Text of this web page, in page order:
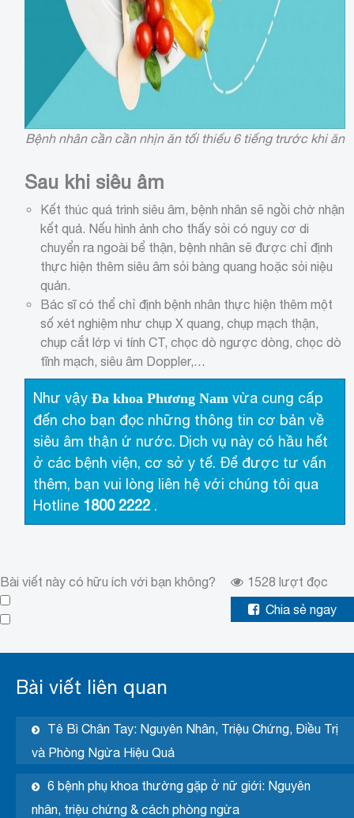
Bệnh nhân cần cần nhịn ăn tối thiểu 6 tiếng trước khi ăn
Sau khi siêu âm
Kết thúc quá trình siêu âm, bệnh nhân sẽ ngồi chờ nhận
kết quả. Nếu hình ảnh cho thấy sỏi có nguy cơ di
chuyển ra ngoài bể thận, bệnh nhân sẽ được chỉ định
thực hiện thêm siêu âm sỏi bàng quang hoặc sỏi niệu
quản.
Bác sĩ có thể chỉ định bệnh nhân thực hiện thêm một
số xét nghiệm như chụp X quang, chụp mạch thận,
chụp cắt lớp vi tính CT, chọc dò ngược dòng, chọc dò
tĩnh mạch, siêu âm Doppler,…
Như vậyĐa khoa Phương Nam vừa cung cấp
đến cho bạn đọc những thông tin cơ bản về
siêu âm thận ứ nước. Dịch vụ này có hầu hết
ở các bệnh viện, cơ sở y tế. Để được tư vấn
thêm, bạn vui lòng liên hệ với chúng tôi qua
Hotline 1800 2222 .
Bài viết này có hữu ích với bạn không? 1528 lượt đọc
Chia sẻ ngay
Bài viết liên quan
Tê Bì Chân Tay: Nguyên Nhân, Triệu Chứng, Điều Trị
và Phòng Ngừa Hiệu Quả
6 bệnh phụ khoa thường gặp ở nữ giới: Nguyên
nhân, triệu chứng & cách phòng ngừa